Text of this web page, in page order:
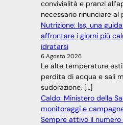
convivialità e pranzi
necessario rinunciare al
Nutrizione: Iss, una
affrontare i giorni più
idratarsi
6 Agosto 2026
Le alte temperature
perdita di acqua e sali
sudorazione, […]
Caldo: Ministero della
monitoraggi e
Sempre attivo il